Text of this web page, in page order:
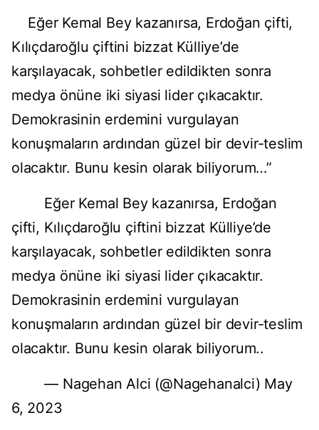
Eğer Kemal Bey kazanırsa, Erdoğan çifti,
Kılıçdaroğlu çiftini bizzat Külliye’de
karşılayacak, sohbetler edildikten sonra
medya önüne iki siyasi lider çıkacaktır.
Demokrasinin erdemini vurgulayan
konuşmaların ardından güzel bir devir-teslim
olacaktır. Bunu kesin olarak biliyorum…”
Eğer Kemal Bey kazanırsa, Erdoğan
çifti, Kılıçdaroğlu çiftini bizzat Külliye’de
karşılayacak, sohbetler edildikten sonra
medya önüne iki siyasi lider çıkacaktır.
Demokrasinin erdemini vurgulayan
konuşmaların ardından güzel bir devir-teslim
olacaktır. Bunu kesin olarak biliyorum..
— Nagehan Alci (@Nagehanalci) May
6, 2023